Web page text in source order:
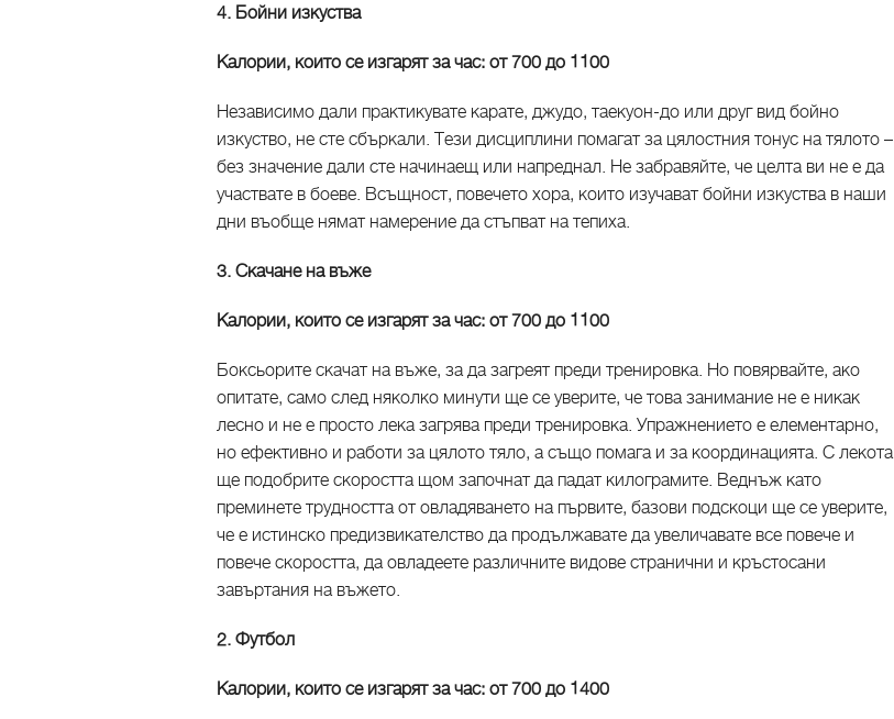
4. Бойни изкуства
Калории, които се изгарят за час: от 700 до 1100
Независимо дали практикувате карате, джудо, таекуон-до или друг вид бойно
изкуство, не сте сбъркали. Тези дисциплини помагат за цялостния тонус на тялото –
без значение дали сте начинаещ или напреднал. Не забравяйте, че целта ви не е да
участвате в боеве. Всъщност, повечето хора, които изучават бойни изкуства в наши
дни въобще нямат намерение да стъпват на тепиха.
3. Скачане на въже
Калории, които се изгарят за час: от 700 до 1100
Боксьорите скачат на въже, за да загреят преди тренировка. Но повярвайте, ако
опитате, само след няколко минути ще се уверите, че това занимание не е никак
лесно и не е просто лека загрява преди тренировка. Упражнението е елементарно,
но ефективно и работи за цялото тяло, а също помага и за координацията. С лекота
ще подобрите скоростта щом започнат да падат килограмите. Веднъж като
преминете трудността от овладяването на първите, базови подскоци ще се уверите,
че е истинско предизвикателство да продължавате да увеличавате все повече и
повече скоростта, да овладеете различните видове странични и кръстосани
завъртания на въжето.
2. Футбол
Калории, които се изгарят за час: от 700 до 1400